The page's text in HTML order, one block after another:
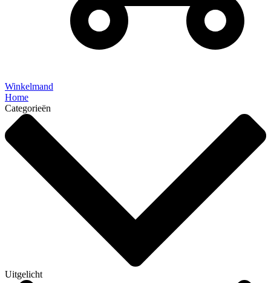
Winkelmand
Home
Categorieën
Uitgelicht